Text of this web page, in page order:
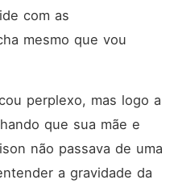
com as
mesmo que vou
perplexo, mas logo a
que sua mãe e
não passava de uma
a gravidade da